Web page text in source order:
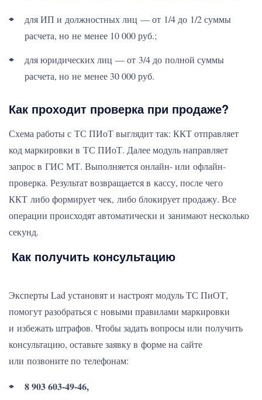
для ИП и должностных лиц — от 1/4 до 1/2 суммы
расчета, но не менее 10 000 руб.;
для юридических лиц — от 3/4 до полной суммы
расчета, но не менее 30 000 руб.
Как проходит проверка при продаже?
Схема работы с ТС ПИоТ выглядит так: ККТ отправляет
код маркировки в ТС ПИоТ. Далее модуль направляет
запрос в ГИС МТ. Выполняется онлайн- или офлайн-
проверка. Результат возвращается в кассу, после чего
ККТ либо формирует чек, либо блокирует продажу. Все
операции происходят автоматически и занимают несколько
секунд.
Как получить консультацию
Эксперты Lad установят и настроят модуль ТС ПиОТ,
помогут разобраться с новыми правилами маркировки
и избежать штрафов. Чтобы задать вопросы или получить
консультацию, оставьте заявку в форме на сайте
или позвоните по телефонам:
8 903 603-49-46,